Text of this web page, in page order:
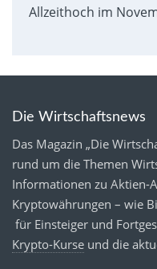
Allzeithoch im
Die Wirtschaftsnews
Das Magazin „Die
rund um die Themen
Informationen zu Aktien-
Kryptowährungen – wie
für Einsteiger und
Krypto-Kurse und die